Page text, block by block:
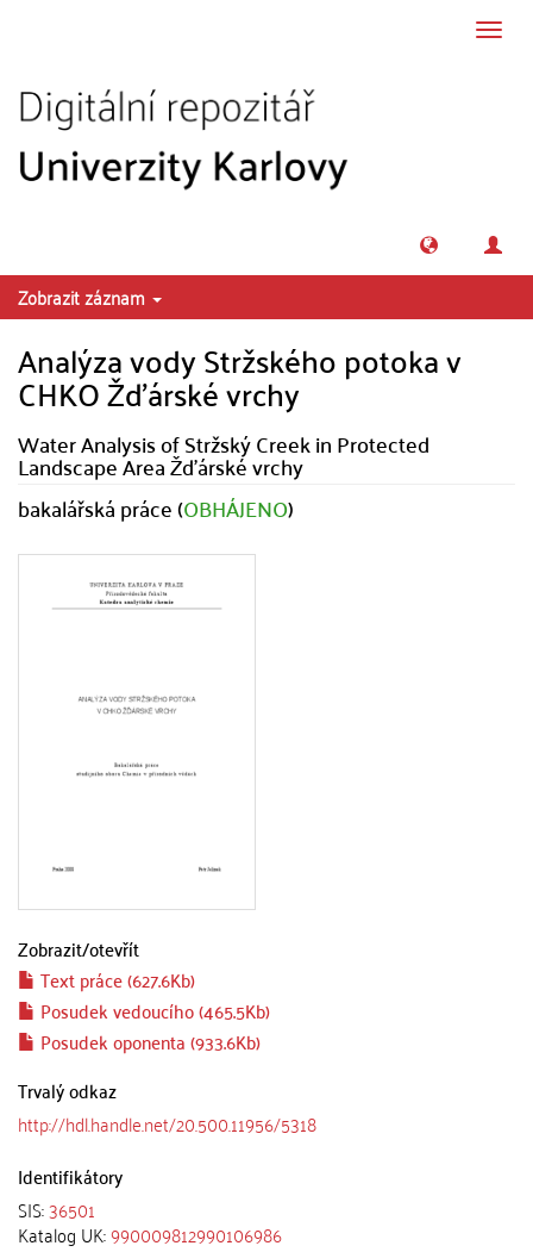
Zobrazit záznam
Analýza vody Stržského potoka v
CHKO Žďárské vrchy
Water Analysis of Stržský Creek in Protected
Landscape Area Žďárské vrchy
bakalářská práce (OBHÁJENO)
Zobrazit/otevřít
Text práce (627.6Kb)
Posudek vedoucího (465.5Kb)
Posudek oponenta (933.6Kb)
Trvalý odkaz
http://hdl.handle.net/20.500.11956/5318
Identifikátory
SIS:36501
Katalog UK:990009812990106986